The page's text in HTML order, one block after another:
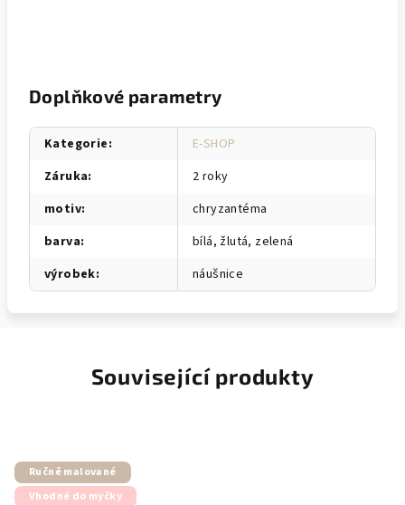
Doplňkové parametry
Kategorie:
E-SHOP
Záruka:
2 roky
motiv:
chryzantéma
barva:
bílá, žlutá, zelená
výrobek: náušnice
Související produkty
Ručně malované
Vhodné do myčky